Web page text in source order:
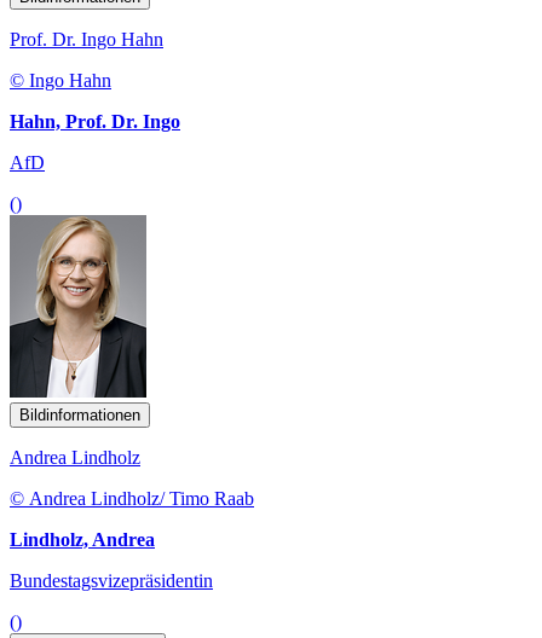
Prof. Dr. Ingo Hahn
© Ingo Hahn
Hahn, Prof. Dr. Ingo
AfD
()
Bildinformationen
Andrea Lindholz
© Andrea Lindholz/ Timo Raab
Lindholz, Andrea
Bundestagsvizepräsidentin
()